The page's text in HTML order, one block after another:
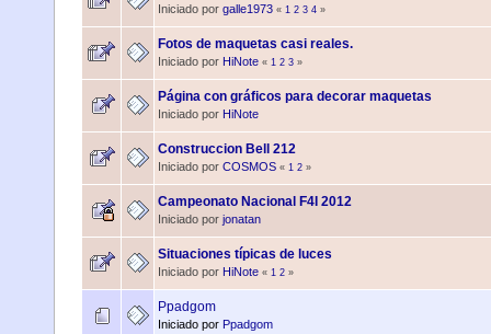
Iniciado por galle1973 « 1 2 3 4 »
Fotos de maquetas casi reales.
Iniciado por HiNote « 1 2 3 »
Página con gráficos para decorar maquetas
Iniciado por HiNote
Construccion Bell 212
Iniciado por COSMOS « 1 2 »
Campeonato Nacional F4I 2012
Iniciado por jonatan
Situaciones típicas de luces
Iniciado por HiNote « 1 2 »
Ppadgom
Iniciado por Ppadgom